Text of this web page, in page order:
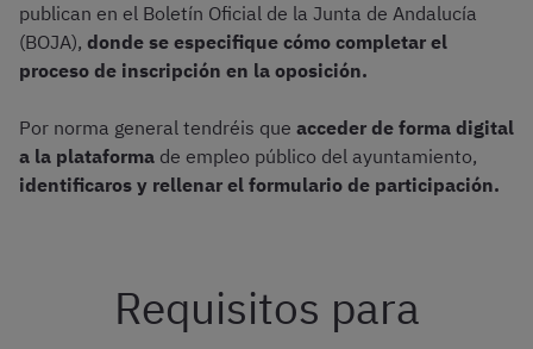
publican en el Boletín Oficial de la Junta de Andalucía
(BOJA), donde se especifique cómo completar el
proceso de inscripción en la oposición.
Por norma general tendréis que acceder de forma digital
a la plataforma de empleo público del ayuntamiento,
identificaros y rellenar el formulario de participación.
Requisitos para